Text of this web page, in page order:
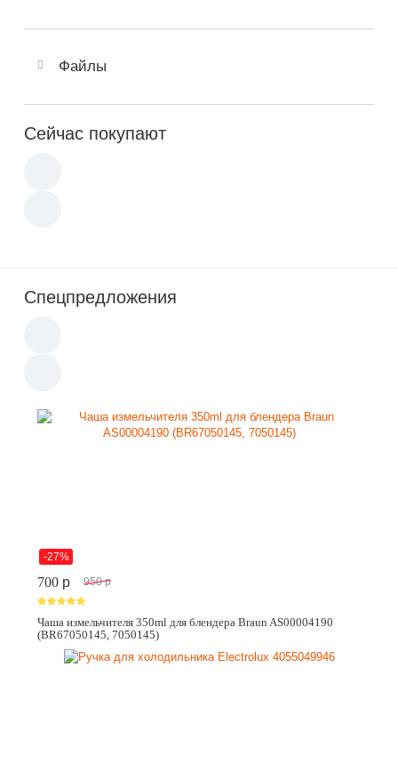
Файлы
Сейчас покупают
Спецпредложения
-27%
700 p 950 p
Чаша измельчителя 350ml для блендера Braun AS00004190
(BR67050145, 7050145)